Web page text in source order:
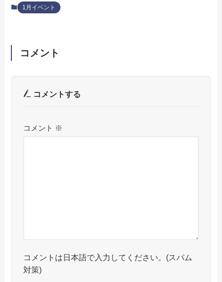
1月イベント
コメント
コメントする
コメント ※
コメントは日本語で入力してください。(スパム
対策)